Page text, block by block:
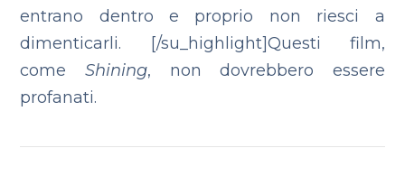
entrano dentro e proprio non riesci a
dimenticarli. [/su_highlight]Questi film,
come Shining, non dovrebbero essere
profanati.